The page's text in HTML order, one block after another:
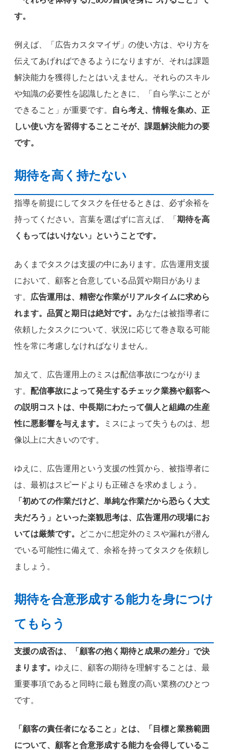
す。
例えば、「広告カスタマイザ」の使い方は、やり方を
伝えてあげればできるようになりますが、それは課題
解決能力を獲得したとはいえません。それらのスキル
や知識の必要性を認識したときに、「自ら学ぶことが
できること」が重要です。
自ら考え、情報を集め、正
しい使い方を習得することこそが、課題解決能力の要
です。
期待を高く持たない
指導を前提にしてタスクを任せるときは、必ず余裕を
持ってください。言葉を選ばずに言えば、「 期待を高
くもってはいけない」ということです。
あくまでタスクは支援の中にあります。広告運用支援
において、顧客と合意している品質や期日がありま
す。 広告運用は、精密な作業がリアルタイムに求めら
れます。品質と期日は絶対です。 あなたは被指導者に
依頼したタスクについて、状況に応じて巻き取る可能
性を常に考慮しなければなりません。
加えて、広告運用上のミスは配信事故につながりま
す。 配信事故によって発生するチェック業務や顧客へ
の説明コストは、中長期にわたって個人と組織の生産
性に悪影響を与えます。
ミスによって失うものは、想
像以上に大きいのです。
ゆえに、広告運用という支援の性質から、被指導者に
は、最初はスピードよりも正確さを求めましょう。
「初めての作業だけど、単純な作業だから恐らく大丈
夫だろう」といった楽観思考は、広告運用の現場にお
いては厳禁です。
どこかに想定外のミスや漏れが潜ん
でいる可能性に備えて、余裕を持ってタスクを依頼し
ましょう。
期待を合意形成する能力を身につけ
てもらう
支援の成否は、「顧客の抱く期待と成果の差分」で決
まります。 ゆえに、顧客の期待を理解することは、最
重要事項であると同時に最も難度の高い業務のひとつ
です。
「顧客の責任者になること」とは、「目標と業務範囲
について、顧客と合意形成する能力を会得しているこ